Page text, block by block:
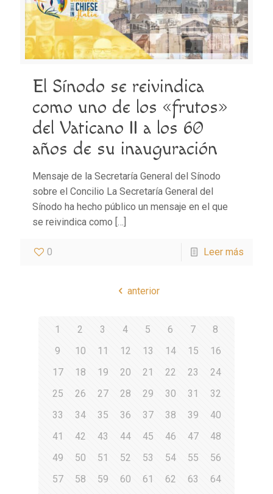
El Sínodo se reivindica
como uno de los «frutos»
del Vaticano II a los 60
años de su inauguración
Mensaje de la Secretaría General del Sínodo
sobre el Concilio La Secretaría General del
Sínodo ha hecho público un mensaje en el que
se reivindica como […]
0 Leer más
anterior
1 2 3 4 5 6 7
8
9
10 11 12 13 14 15
16
17
18 19 20 21 22 23
24
25
26 27 28 29 30 31
32
33
34 35 36 37 38 39
40
41
42 43 44 45 46 47
48
49
50 51 52 53 54 55
56
57
58 59 60 61 62 63
64